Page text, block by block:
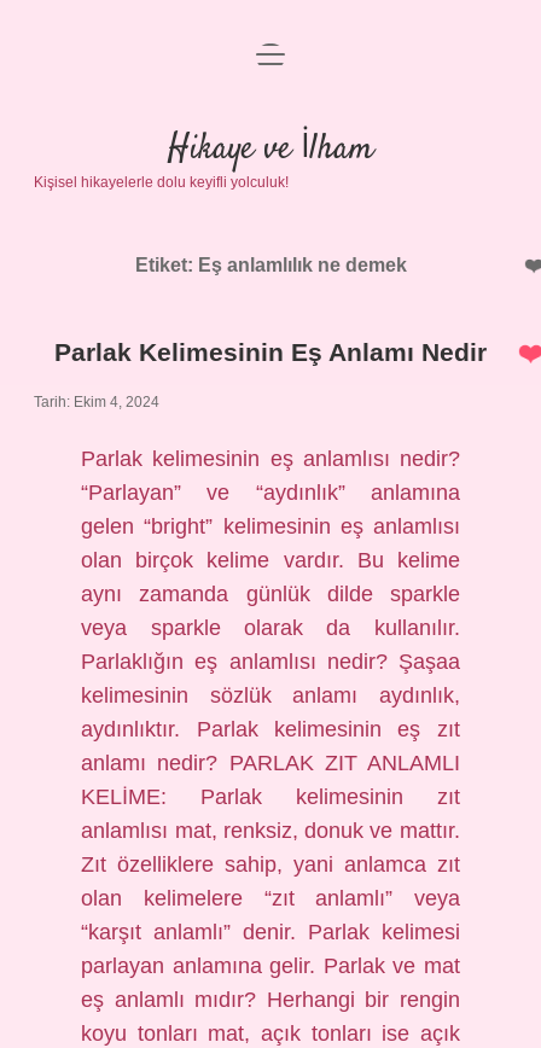
Anasayfa
Gizlilik Politikası
Yasal Uyarı
menüyü
Hikaye ve İlham
Kişisel hikayelerle dolu keyifli yolculuk!
Etiket: Eş anlamlılık ne demek
Parlak Kelimesinin Eş Anlamı Nedir
Tarih: Ekim 4, 2024
Parlak kelimesinin eş anlamlısı nedir?
“Parlayan” ve “aydınlık” anlamına
gelen “bright” kelimesinin eş anlamlısı
olan birçok kelime vardır. Bu kelime
aynı zamanda günlük dilde sparkle
veya sparkle olarak da kullanılır.
Parlaklığın eş anlamlısı nedir? Şaşaa
kelimesinin sözlük anlamı aydınlık,
aydınlıktır. Parlak kelimesinin eş zıt
anlamı nedir? PARLAK ZIT ANLAMLI
KELİME: Parlak kelimesinin zıt
anlamlısı mat, renksiz, donuk ve mattır.
Zıt özelliklere sahip, yani anlamca zıt
olan kelimelere “zıt anlamlı” veya
“karşıt anlamlı” denir. Parlak kelimesi
parlayan anlamına gelir. Parlak ve mat
eş anlamlı mıdır? Herhangi bir rengin
koyu tonları mat, açık tonları ise açık